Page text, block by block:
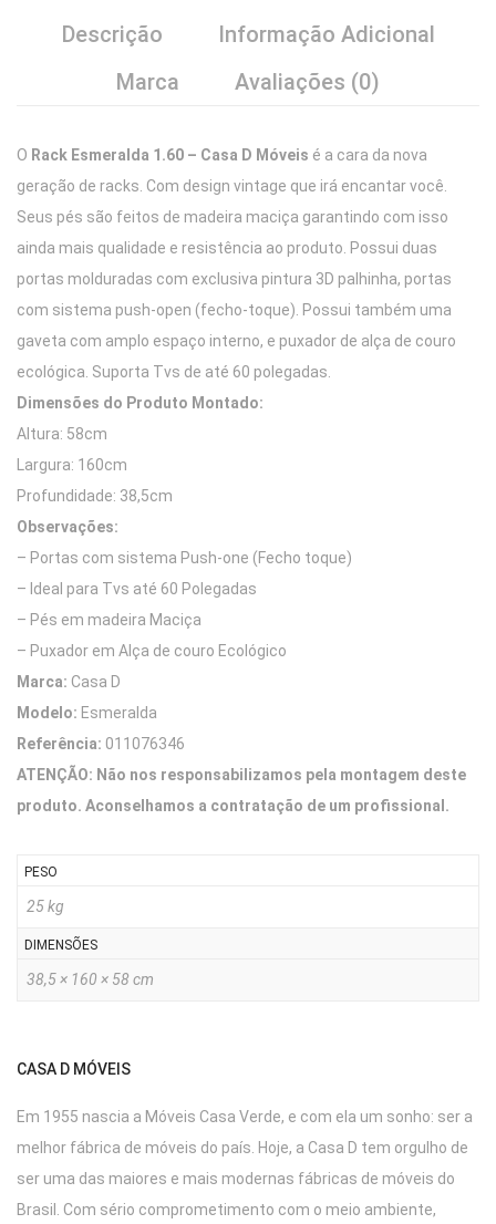
Descrição
Informação Adicional
Marca
Avaliações (0)
O Rack Esmeralda 1.60 – Casa D Móveis é a cara da nova
geração de racks. Com design vintage que irá encantar você.
Seus pés são feitos de madeira maciça garantindo com isso
ainda mais qualidade e resistência ao produto. Possui duas
portas molduradas com exclusiva pintura 3D palhinha, portas
com sistema push-open (fecho-toque). Possui também uma
gaveta com amplo espaço interno, e puxador de alça de couro
ecológica. Suporta Tvs de até 60 polegadas.
Dimensões do Produto Montado:
Altura: 58cm
Largura: 160cm
Profundidade: 38,5cm
Observações:
– Portas com sistema Push-one (Fecho toque)
– Ideal para Tvs até 60 Polegadas
– Pés em madeira Maciça
– Puxador em Alça de couro Ecológico
Marca: Casa D
Modelo: Esmeralda
Referência: 011076346
ATENÇÃO: Não nos responsabilizamos pela montagem deste
produto. Aconselhamos a contratação de um profissional.
PESO
25 kg
DIMENSÕES
38,5 × 160 × 58 cm
CASA D MÓVEIS
Em 1955 nascia a Móveis Casa Verde, e com ela um sonho: ser a
melhor fábrica de móveis do país. Hoje, a Casa D tem orgulho de
ser uma das maiores e mais modernas fábricas de móveis do
Brasil. Com sério comprometimento com o meio ambiente,